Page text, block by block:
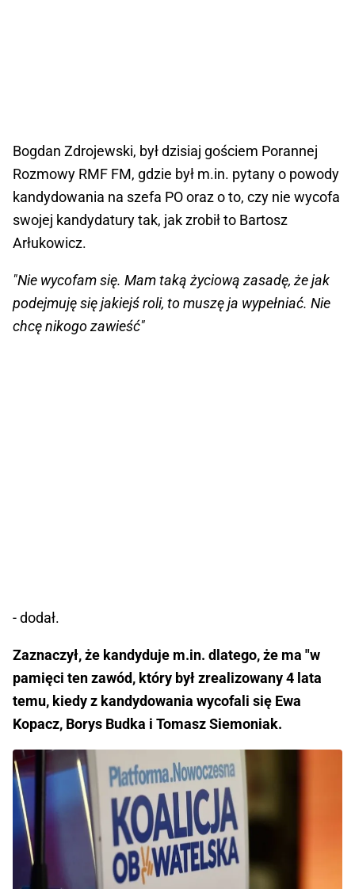
Bogdan Zdrojewski, był dzisiaj gościem Porannej
Rozmowy RMF FM, gdzie był m.in. pytany o powody
kandydowania na szefa PO oraz o to, czy nie wycofa
swojej kandydatury tak, jak zrobił to Bartosz
Arłukowicz.
"Nie wycofam się. Mam taką życiową zasadę, że jak
podejmuję się jakiejś roli, to muszę ja wypełniać. Nie
chcę nikogo zawieść"
- dodał.
Zaznaczył, że kandyduje m.in. dlatego, że ma "w
pamięci ten zawód, który był zrealizowany 4 lata
temu, kiedy z kandydowania wycofali się Ewa
Kopacz, Borys Budka i Tomasz Siemoniak.